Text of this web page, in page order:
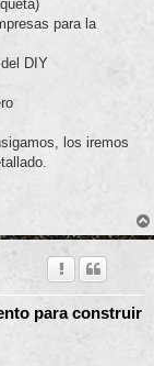
para la
DIY
los iremos
para construir